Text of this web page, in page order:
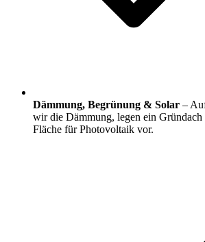
Dämmung, Begrünung & Solar –
wir die Dämmung, legen ein Gründach
Fläche für Photovoltaik vor.